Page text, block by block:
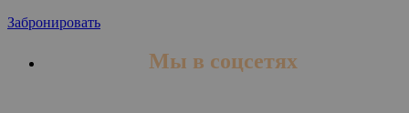
Забронировать
Мы в соцсетях